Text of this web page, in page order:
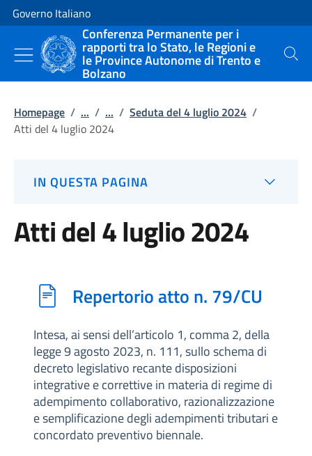
Vai al contenuto
Vai alla navigazione del sito
Governo Italiano
Conferenza Permanente per i
rapporti tra lo Stato, le Regioni e
le Province Autonome di Trento e
Bolzano
Cerca
Homepage / ... / ... / Seduta del 4 luglio 2024 /
Atti del 4 luglio 2024
IN QUESTA PAGINA
Atti del 4 luglio 2024
Repertorio atto n. 79/CU
Intesa, ai sensi dell’articolo 1, comma 2, della
legge 9 agosto 2023, n. 111, sullo schema di
decreto legislativo recante disposizioni
integrative e correttive in materia di regime di
adempimento collaborativo, razionalizzazione
e semplificazione degli adempimenti tributari e
concordato preventivo biennale.